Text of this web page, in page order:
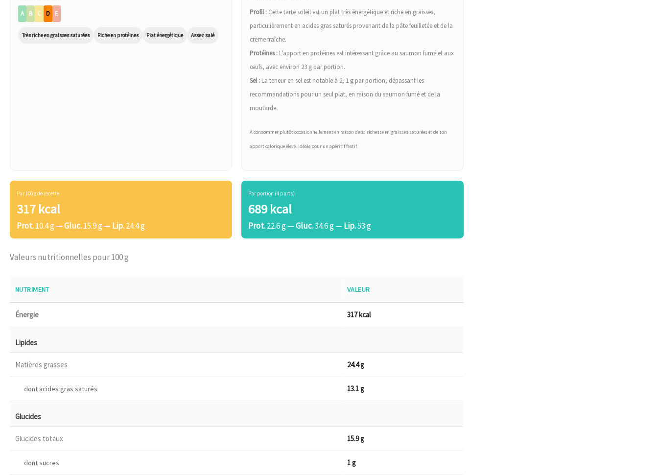
A B C D E
Très riche en graisses saturées Riche en protéines Plat énergétique Assez salé
Profil :Cette tarte soleil est un plat très énergétique et riche en graisses,
particulièrement en acides gras saturés provenant de la pâte feuilletée et de la
crème fraîche.
Protéines :L'apport en protéines est intéressant grâce au saumon fumé et aux
œufs, avec environ 23 g par portion.
Sel :La teneur en sel est notable à 2, 1 g par portion, dépassant les
recommandations pour un seul plat, en raison du saumon fumé et de la
moutarde.
À consommer plutôt occasionnellement en raison de sa richesse en graisses saturées et de son
apport calorique élevé. Idéale pour un apéritif festif.
Par 100 g de recette
317 kcal
Prot.10.4 g —Gluc.15.9 g — Lip.24.4 g
Par portion (4 parts)
689 kcal
Prot.22.6 g —Gluc.34.6 g — Lip.53 g
Valeurs nutritionnelles pour 100 g
NUTRIMENT VALEUR
Énergie 317 kcal
Lipides
Matières grasses 24.4 g
dont acides gras saturés 13.1 g
Glucides
Glucides totaux 15.9 g
dont sucres 1 g